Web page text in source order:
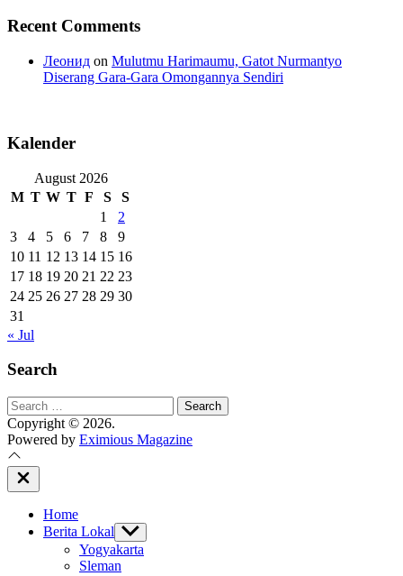
Recent Comments
Леонид on Mulutmu Harimaumu, Gatot Nurmantyo
Diserang Gara-Gara Omongannya Sendiri
Kalender
August 2026
M T W T F S
S
1
2
3
4 5 6 7 8
9
10 11 12 13 14 15 16
17 18 19 20 21 22 23
24 25 26 27 28 29 30
31
« Jul
Search
Search
for:
Copyright © 2026.
Powered by Eximious Magazine
Close
Off
Home
Berita Lokal Show
sub
menu
Yogyakarta
Sleman